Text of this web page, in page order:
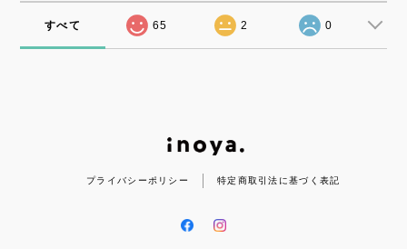
すべて 65 2 0
プライバシーポリシー 特定商取引法に基づく表記